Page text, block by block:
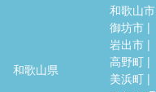
和歌山県
和歌山市
御坊市
岩出市
高野町
美浜町